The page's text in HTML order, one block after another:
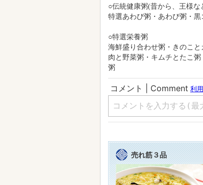
○伝統健康粥(昔から、王様
特選あわび粥・あわび粥・
○特選栄養粥
海鮮盛り合わせ粥・きのこ
肉と野菜粥・キムチとたこ
粥
売れ筋３品